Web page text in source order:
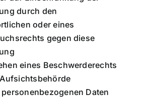
durch den
oder eines
gegen diese
eines Beschwerderechts
Daten